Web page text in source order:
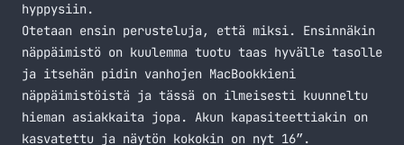
hyppysiin.
Otetaan ensin perusteluja, että miksi. Ensinnäkin
näppäimistö on kuulemma tuotu taas hyvälle tasolle
ja itsehän pidin vanhojen MacBookkieni
näppäimistöistä ja tässä on ilmeisesti kuunneltu
hieman asiakkaita jopa. Akun kapasiteettiakin on
kasvatettu ja näytön kokokin on nyt 16″.